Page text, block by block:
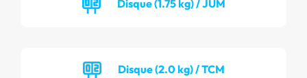
Disque (1.75 kg) / JUM
Disque (2.0 kg) / TCM